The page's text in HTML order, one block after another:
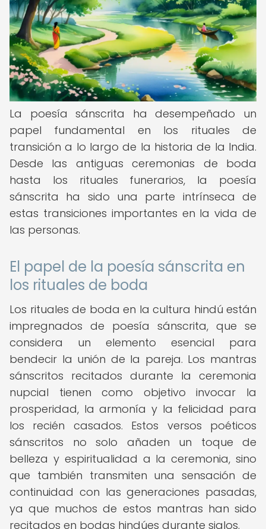
La poesía sánscrita ha desempeñado un
papel fundamental en los rituales de
transición a lo largo de la historia de la India.
Desde las antiguas ceremonias de boda
hasta los rituales funerarios, la poesía
sánscrita ha sido una parte intrínseca de
estas transiciones importantes en la vida de
las personas.
El papel de la poesía sánscrita en
los rituales de boda
Los rituales de boda en la cultura hindú están
impregnados de poesía sánscrita, que se
considera un elemento esencial para
bendecir la unión de la pareja. Los mantras
sánscritos recitados durante la ceremonia
nupcial tienen como objetivo invocar la
prosperidad, la armonía y la felicidad para
los recién casados. Estos versos poéticos
sánscritos no solo añaden un toque de
belleza y espiritualidad a la ceremonia, sino
que también transmiten una sensación de
continuidad con las generaciones pasadas,
ya que muchos de estos mantras han sido
recitados en bodas hindúes durante siglos.